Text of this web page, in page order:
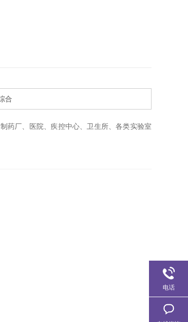
合
药厂、医院、疾控中心、卫生所、各类实验室
电话